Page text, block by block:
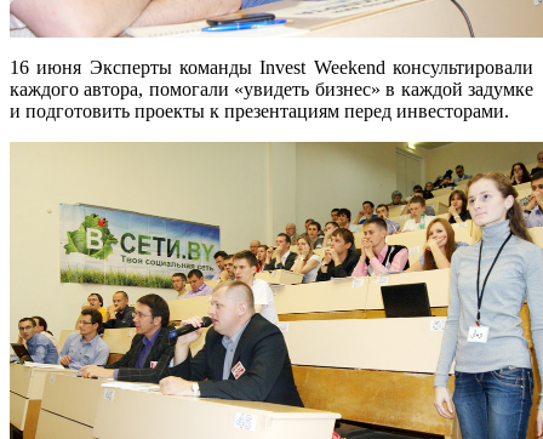
16 июня Эксперты команды Invest Weekend консультировали
каждого автора, помогали «увидеть бизнес» в каждой задумке
и подготовить проекты к презентациям перед инвесторами.